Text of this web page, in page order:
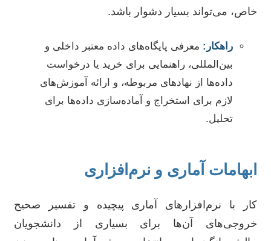
خاص، می‌تواند بسیار دشوار باشد.
راهکار: معرفی پایگاه‌های داده معتبر داخلی و
بین‌المللی، راهنمایی برای خرید یا درخواست
داده‌ها از نهادهای مربوطه، و ارائه آموزش‌های
لازم برای استخراج و آماده‌سازی داده‌ها برای
تحلیل.
ابهامات آماری و نرم‌افزاری
کار با نرم‌افزارهای آماری پیچیده و تفسیر صحیح
خروجی‌های آن‌ها برای بسیاری از دانشجویان